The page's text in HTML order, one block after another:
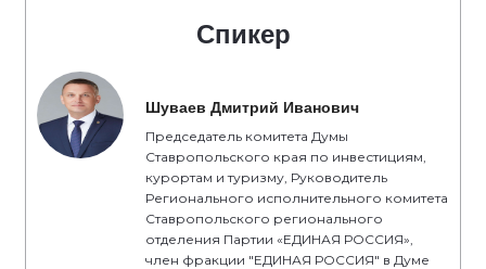
Спикер
Шуваев Дмитрий Иванович
Председатель комитета Думы
Ставропольского края по инвестициям,
курортам и туризму, Руководитель
Регионального исполнительного комитета
Ставропольского регионального
отделения Партии «ЕДИНАЯ РОССИЯ»,
член фракции "ЕДИНАЯ РОССИЯ" в Думе